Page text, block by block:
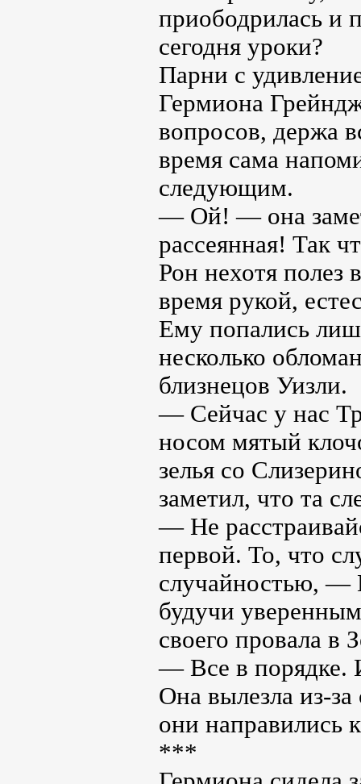
приободрилась и
сегодня уроки?
Парни с
Гермиона
вопросов, держа
время сама
следующим.
— Ой! — она
рассеянная! Так
Рон нехотя полез
время рукой,
Ему попались
несколько
близнецов Уизли.
— Сейчас у нас
носом мятый
зелья со
заметил, что та
— Не
первой. То, что
случайностью, —
будучи
своего провала в
— Все в порядке.
Она вылезла из-
они направились
***